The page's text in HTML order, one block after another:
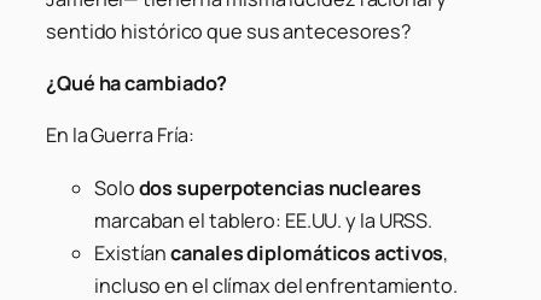
sentido histórico que sus antecesores?
¿Qué ha cambiado?
En la Guerra Fría:
Solodos superpotencias nucleares
marcaban el tablero: EE.UU. y la URSS.
Existíancanales diplomáticos activos,
incluso en el clímax del enfrentamiento.